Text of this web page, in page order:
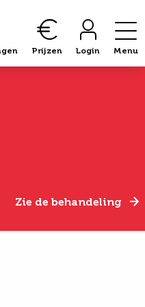
Prijzen Login Menu
Zie de behandeling